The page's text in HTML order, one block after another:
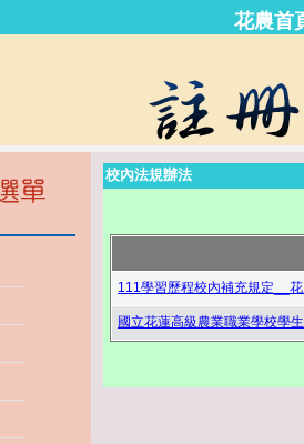
花農首
校內法規辦法
111學習歷程校內補充規定__
國立花蓮高級農業職業學校學